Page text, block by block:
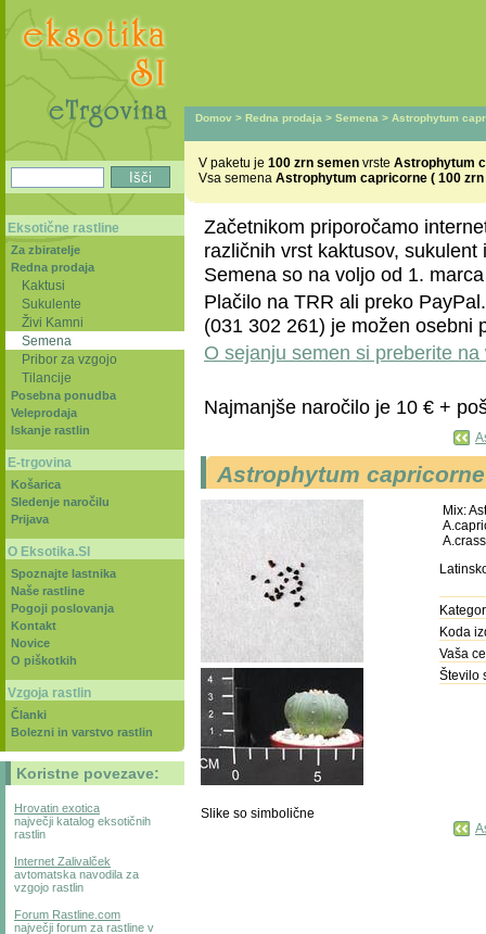
Domov > Redna prodaja > Semena > Astrophytum
V paketu je 100 zrn semen vrste Astrophytum
Vsa semena Astrophytum capricorne ( 100
Začetnikom priporočamo
različnih vrst kaktusov,
Semena so na voljo od 1.
Plačilo na TRR ali preko
(031 302 261) je možen osebni
O sejanju semen si preberite
Najmanjše naročilo je 10 € +
Astrophytum
Slike so simbolične
Mix:
Koda
Vaša
Število
Eksotične rastline
Za zbiratelje
Redna prodaja
Kaktusi
Sukulente
Živi Kamni
Semena
Pribor za vzgojo
Tilancije
Posebna ponudba
Veleprodaja
Iskanje rastlin
E-trgovina
Košarica
Sledenje naročilu
Prijava
O Eksotika.SI
Spoznajte lastnika
Naše rastline
Pogoji poslovanja
Kontakt
Novice
O piškotkih
Vzgoja rastlin
Članki
Bolezni in varstvo rastlin
Koristne povezave:
Hrovatin exotica
največji katalog eksotičnih
rastlin
Internet Zalivalček
avtomatska navodila za
vzgojo rastlin
Forum Rastline.com
največji forum za rastline v